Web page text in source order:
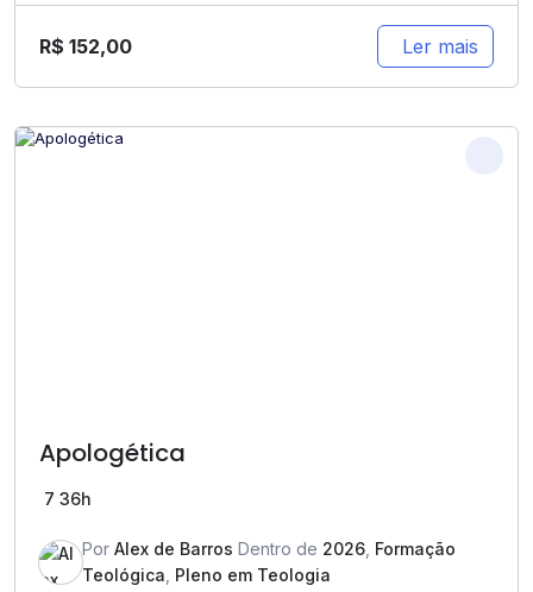
R$ 152,00 Ler mais
Apologética
7 36h
Por Alex de Barros Dentro de 2026 Formação
Teológica Pleno em Teologia